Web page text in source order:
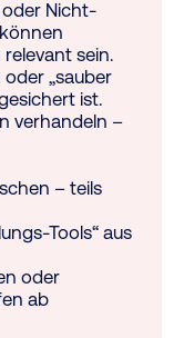
Nicht-
sein.
„sauber
ist.
verhandeln –
– teils
Tools“ aus
oder
ab